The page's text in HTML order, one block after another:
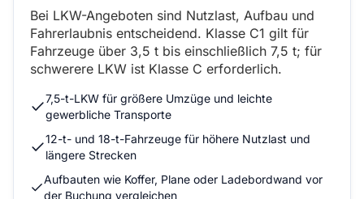
Bei LKW-Angeboten sind Nutzlast, Aufbau und
Fahrerlaubnis entscheidend. Klasse C1 gilt für
Fahrzeuge über 3,5 t bis einschließlich 7,5 t; für
schwerere LKW ist Klasse C erforderlich.
7,5-t-LKW für größere Umzüge und leichte
gewerbliche Transporte
12-t- und 18-t-Fahrzeuge für höhere Nutzlast und
längere Strecken
Aufbauten wie Koffer, Plane oder Ladebordwand vor
der Buchung vergleichen